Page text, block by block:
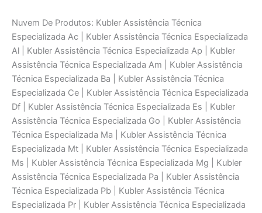
Nuvem De Produtos: Kubler Assistência Técnica
Especializada Ac | Kubler Assistência Técnica Especializada
Al | Kubler Assistência Técnica Especializada Ap | Kubler
Assistência Técnica Especializada Am | Kubler Assistência
Técnica Especializada Ba | Kubler Assistência Técnica
Especializada Ce | Kubler Assistência Técnica Especializada
Df | Kubler Assistência Técnica Especializada Es | Kubler
Assistência Técnica Especializada Go | Kubler Assistência
Técnica Especializada Ma | Kubler Assistência Técnica
Especializada Mt | Kubler Assistência Técnica Especializada
Ms | Kubler Assistência Técnica Especializada Mg | Kubler
Assistência Técnica Especializada Pa | Kubler Assistência
Técnica Especializada Pb | Kubler Assistência Técnica
Especializada Pr | Kubler Assistência Técnica Especializada